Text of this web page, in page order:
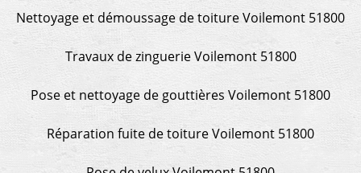
Nettoyage et démoussage de toiture Voilemont 51800
Travaux de zinguerie Voilemont 51800
Pose et nettoyage de gouttières Voilemont 51800
Réparation fuite de toiture Voilemont 51800